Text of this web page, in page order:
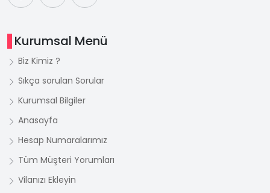
Kurumsal Menü
Biz Kimiz ?
Sıkça sorulan Sorular
Kurumsal Bilgiler
Anasayfa
Hesap Numaralarımız
Tüm Müşteri Yorumları
Vilanızı Ekleyin